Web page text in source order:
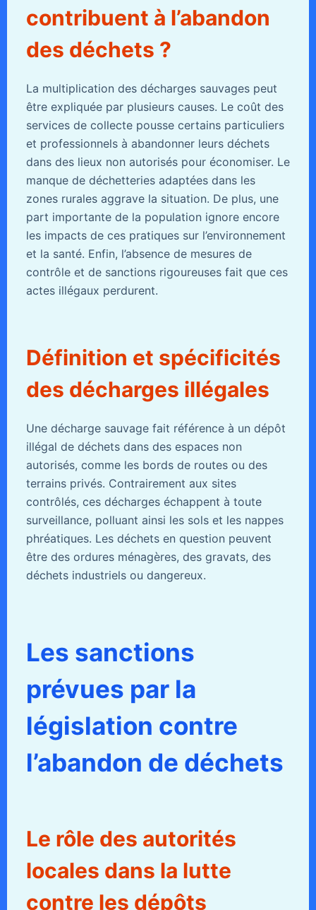
contribuent à l’abandon
des déchets ?
La multiplication des décharges sauvages peut
être expliquée par plusieurs causes. Le coût des
services de collecte pousse certains particuliers
et professionnels à abandonner leurs déchets
dans des lieux non autorisés pour économiser. Le
manque de déchetteries adaptées dans les
zones rurales aggrave la situation. De plus, une
part importante de la population ignore encore
les impacts de ces pratiques sur l’environnement
et la santé. Enfin, l’absence de mesures de
contrôle et de sanctions rigoureuses fait que ces
actes illégaux perdurent.
Définition et spécificités
des décharges illégales
Une décharge sauvage fait référence à un dépôt
illégal de déchets dans des espaces non
autorisés, comme les bords de routes ou des
terrains privés. Contrairement aux sites
contrôlés, ces décharges échappent à toute
surveillance, polluant ainsi les sols et les nappes
phréatiques. Les déchets en question peuvent
être des ordures ménagères, des gravats, des
déchets industriels ou dangereux.
Les sanctions
prévues par la
législation contre
l’abandon de déchets
Le rôle des autorités
locales dans la lutte
contre les dépôts